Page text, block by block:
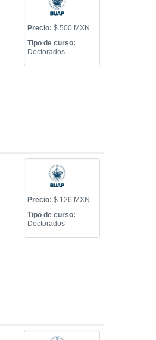
Precio: $ 500 MXN
Tipo de curso:
Doctorados
Precio: $ 126 MXN
Tipo de curso:
Doctorados